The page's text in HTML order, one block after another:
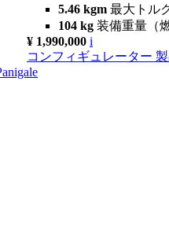
5.46 kgm 最大トル
104 kg 装備重量（
¥ 1,990,000 i
コンフィギュレーター